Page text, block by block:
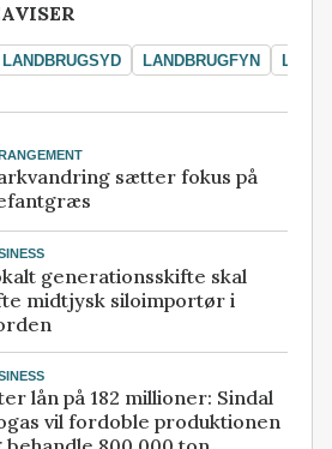
LANDBRUGSYD LANDBRUGFYN
sætter fokus på
generationsskifte skal
midtjysk siloimportør i
lån på 182 millioner: Sindal
vil fordoble produktionen